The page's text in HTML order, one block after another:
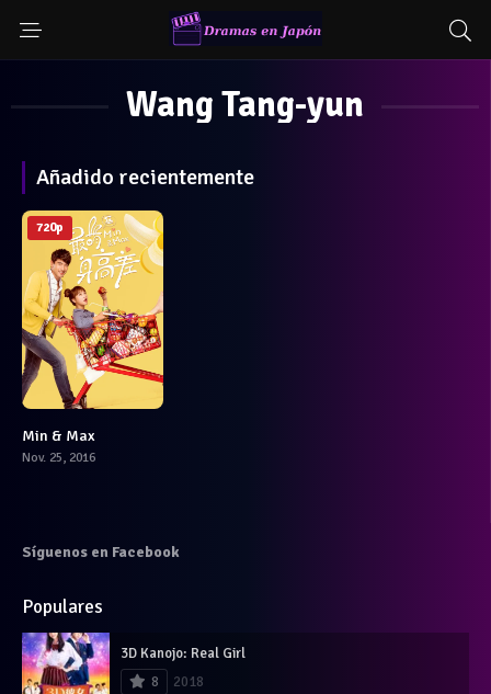
Wang Tang-yun
Añadido recientemente
720p
Min & Max
Nov. 25, 2016
Síguenos en Facebook
Populares
3D Kanojo: Real Girl
8
2018